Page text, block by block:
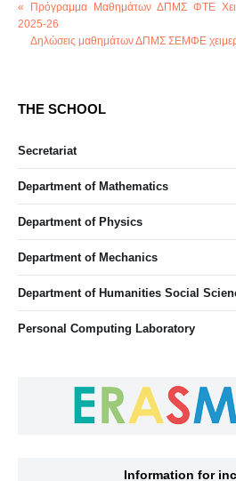
« Πρόγραμμα Μαθημάτων ΔΠΜΣ ΦΤΕ
2025-26
Δηλώσεις μαθημάτων ΔΠΜΣ ΣΕΜΦΕ
THE SCHOOL
Secretariat
Department of Mathematics
Department of Physics
Department of Mechanics
Department of Humanities Social
Personal Computing Laboratory
Information for